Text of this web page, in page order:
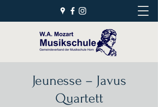
Jeunesse – Javus
Quartett